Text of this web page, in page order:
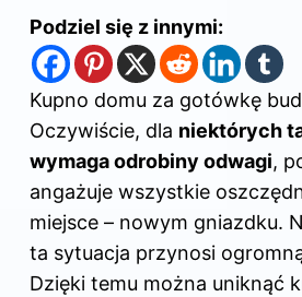
Podziel się z innymi:
Kupno domu za gotówkę
Oczywiście, dla niektórych
wymaga odrobiny odwagi,
angażuje wszystkie
miejsce – nowym gniazdku.
ta sytuacja przynosi
Dzięki temu można uniknąć